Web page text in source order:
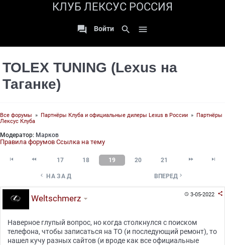
КЛУБ ЛЕКСУС РОССИЯ
 Войти search 
TOLEX TUNING (Lexus на
Таганке)
Все форумы » Партнёры Клуба и официальные дилеры Lexus в России » Партнёры
Лексус Клуба
Модератор: Марков
Правила форумов Ссылка на тему
  17 18 19 20 21  
 НАЗАД ВПЕРЕД 
3-05-2022 
Weltschmerz
Наверное глупый вопрос, но когда столкнулся с поиском
телефона, чтобы записаться на ТО (и последующий ремонт), то
нашел кучу разных сайтов (и вроде как все официальные